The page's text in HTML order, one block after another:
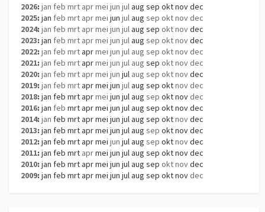
2026: jan feb mrt aprmei jun julaug sep oktnovdec
2025: jan feb mrt aprmei jun julaug sep oktnov dec
2024: jan feb mrt aprmei jun julaug sep oktnovdec
2023: jan feb mrt aprmei jun julaug sep oktnovdec
2022: jan feb mrtaprmei jun jul aug sep oktnov dec
2021: jan feb mrtaprmei jun jul aug sep oktnov dec
2020: jan feb mrt aprmei jun jul aug sep oktnovdec
2019: jan feb mrtaprmei jun julaug sep oktnov dec
2018: jan feb mrtaprmei jun julaug sep oktnov dec
2016: jan feb mrtaprmei jun julaug sep oktnovdec
2014: jan feb mrtaprmei jun julaug sep oktnovdec
2013: jan feb mrtaprmei jun julaug sep oktnovdec
2012: jan feb mrtaprmei jun julaug sep oktnovdec
2011: jan feb mrt aprmei jun julaug sep oktnovdec
2010: jan feb mrtaprmei jun julaug sep oktnovdec
2009: jan feb mrtaprmei jun julaug sep oktnov dec